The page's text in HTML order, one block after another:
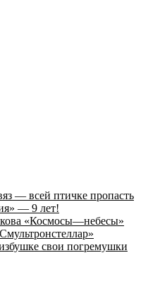
— всей птичке пропасть
— 9 лет!
«Космосы—небесы»
свои погремушки